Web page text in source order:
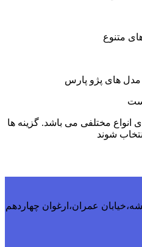
متنوع
های پژو پارس
انواع مختلفی می باشد. گزینه ها
شوند
جدید اندیشه،فاز1اندیشه،خیابان عمران،ارغوان چهاردهم